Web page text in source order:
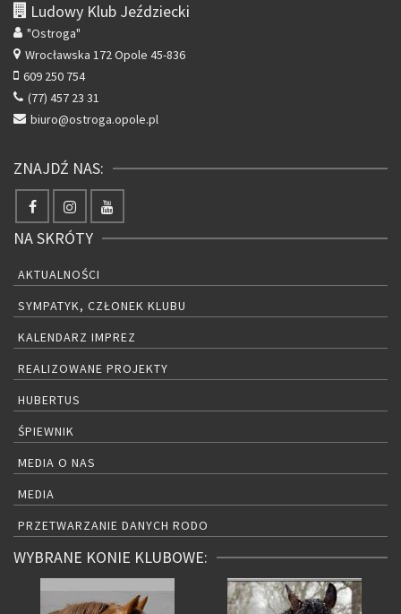
Ludowy Klub Jeździecki
"Ostroga"
Wrocławska 172Opole 45-836
609 250 754
(77) 457 23 31
biuro@ostroga.opole.pl
ZNAJDŹ NAS:
NA SKRÓTY
AKTUALNOŚCI
SYMPATYK, CZŁONEK KLUBU
KALENDARZ IMPREZ
REALIZOWANE PROJEKTY
HUBERTUS
ŚPIEWNIK
MEDIA O NAS
MEDIA
PRZETWARZANIE DANYCH RODO
WYBRANE KONIE KLUBOWE: